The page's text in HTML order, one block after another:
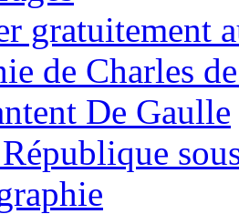
gratuitement
de Charles
De Gaulle